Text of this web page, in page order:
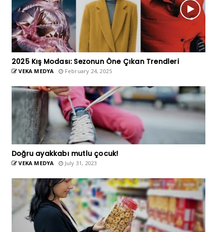
2025 Kış Modası: Sezonun Öne Çıkan Trendleri
VEKA MEDYA February 24, 2025
Doğru ayakkabı mutlu çocuk!
VEKA MEDYA July 31, 2023